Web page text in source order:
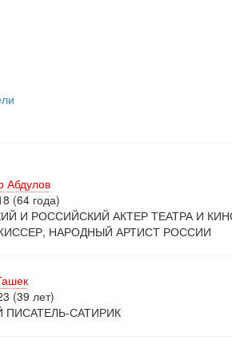
Абдулов
(64 года)
И РОССИЙСКИЙ АКТЕР ТЕАТРА И
НАРОДНЫЙ АРТИСТ РОССИИ
(39 лет)
ПИСАТЕЛЬ-САТИРИК